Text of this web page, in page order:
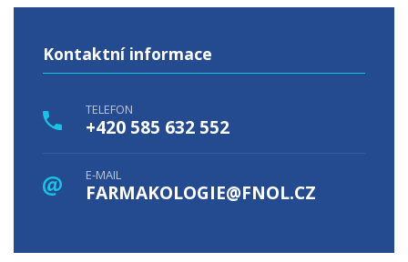
Kontaktní informace
TELEFON
+420 585 632 552
E-MAIL
FARMAKOLOGIE@FNOL.CZ